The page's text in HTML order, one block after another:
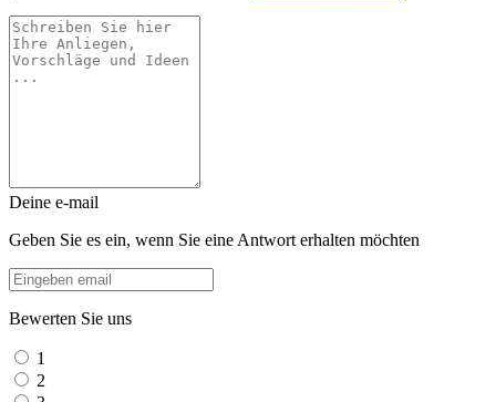
Deine e-mail
Geben Sie es ein, wenn Sie eine Antwort erhalten möchten
Bewerten Sie uns
1
2